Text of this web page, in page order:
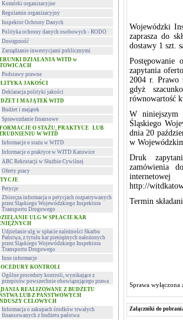
Komórki organizacyjne
Regulamin organizacyjny
Inspektor Ochrony Danych
Polityka ochrony danych osobowych - RODO
Dostępność
Zarządzanie inwestycjami publicznymi
DZIAŁANIA WITD w
Podstawy prawne
JAKOŚCI
Deklaracja polityki jakości
I MAJĄTEK WITD
Budżet i majątek
Sprawozdanie finansowe
O STAŻU, PRAKTYCE LUB
W WITD
Informacje o stażu w WITD
Informacje o praktyce w WITD Katowice
ABC Rekrutacji w Służbie Cywilnej
Oferty pracy
Petycje
Zbiorcza informacja o petycjach rozpatrywanych
przez Śląskiego Wojewódzkiego Inspektora
Transportu Drogowego
ULG W SPŁACIE KAR
Udzielanie ulg w spłacie należności Skarbu
Państwa, z tytułu kar pieniężnych nałożonych
przez Śląskiego Wojewódzkiego Inspektora
Transportu Drogowego
Inne informacje
KONTROLI
Ogólne procedury kontroli, wynikające z
przepisów powszechnie obowiązującego prawa
REALIZOWANE Z BUDŻETU
LUB Z PAŃSTWOWYCH
CELOWYCH
Informacja o zakupach środków trwałych
finansowanych z budżetu państwa
Wojewódzki
zaprasza do
dostawy 1 szt.
Postępowanie
zapytania
2004 r. Prawo
gdyż
równowartość
W niniejszym
Śląskiego
dnia 20
w
Druk
zamówienia
http://
Termin
Sprawa
Załączniki do